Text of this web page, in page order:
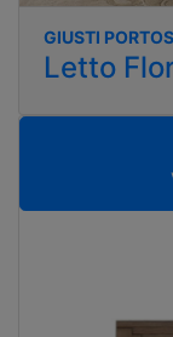
GIUSTI PORTOS
Letto